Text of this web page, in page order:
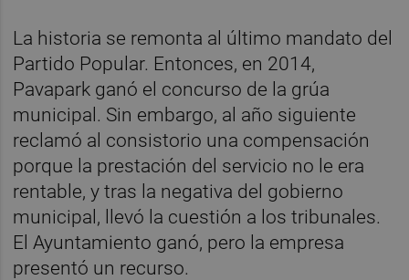
La historia se remonta al último mandato del
Partido Popular. Entonces, en 2014,
Pavapark ganó el concurso de la grúa
municipal. Sin embargo, al año siguiente
reclamó al consistorio una compensación
porque la prestación del servicio no le era
rentable, y tras la negativa del gobierno
municipal, llevó la cuestión a los tribunales.
El Ayuntamiento ganó, pero la empresa
presentó un recurso.